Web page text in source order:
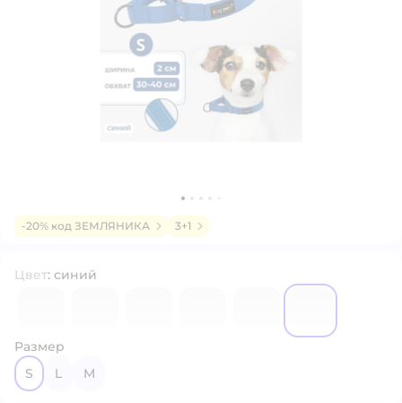
-20% код ЗЕМЛЯНИКА 3+1
Цвет: синий
709454570947727094770
Размер
S
L M